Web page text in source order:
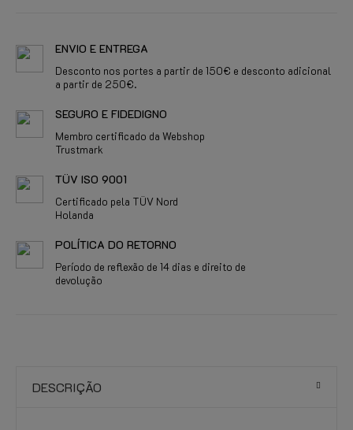
ENVIO E ENTREGA
Desconto nos portes a partir de 150€ e desconto adicional
a partir de 250€.
SEGURO E FIDEDIGNO
Membro certificado da Webshop
Trustmark
TÜV ISO 9001
Certificado pela TÜV Nord
Holanda
POLÍTICA DO RETORNO
Período de reflexão de 14 dias e direito de
devolução
DESCRIÇÃO